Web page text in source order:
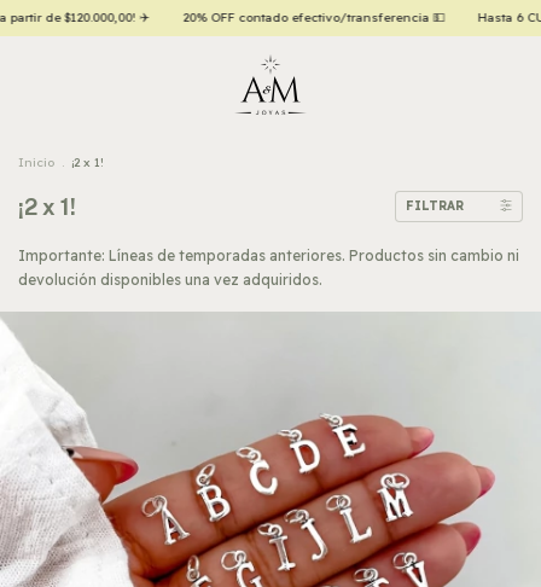
transferencia 💵 Hasta 6 CUOTAS SIN INTERÉS con tarjetas de crédito 💳
Inicio . ¡2 x 1!
¡2 x 1! FILTRAR
Importante: Líneas de temporadas anteriores. Productos sin cambio ni
devolución disponibles una vez adquiridos.